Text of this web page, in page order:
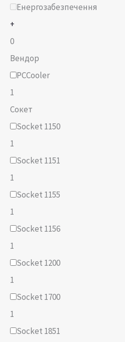
Енергозабезпечення
+
0
Вендор
PCCooler
1
Сокет
Socket 1150
1
Socket 1151
1
Socket 1155
1
Socket 1156
1
Socket 1200
1
Socket 1700
1
Socket 1851